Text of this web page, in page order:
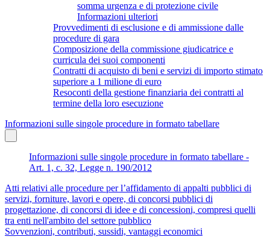
somma urgenza e di protezione civile
Informazioni ulteriori
Provvedimenti di esclusione e di ammissione dalle
procedure di gara
Composizione della commissione giudicatrice e
curricula dei suoi componenti
Contratti di acquisto di beni e servizi di importo stimato
superiore a 1 milione di euro
Resoconti della gestione finanziaria dei contratti al
termine della loro esecuzione
Informazioni sulle singole procedure in formato tabellare
Informazioni sulle singole procedure in formato tabellare -
Art. 1, c. 32, Legge n. 190/2012
Atti relativi alle procedure per l’affidamento di appalti pubblici di
servizi, forniture, lavori e opere, di concorsi pubblici di
progettazione, di concorsi di idee e di concessioni, compresi quelli
tra enti nell'ambito del settore pubblico
Sovvenzioni, contributi, sussidi, vantaggi economici